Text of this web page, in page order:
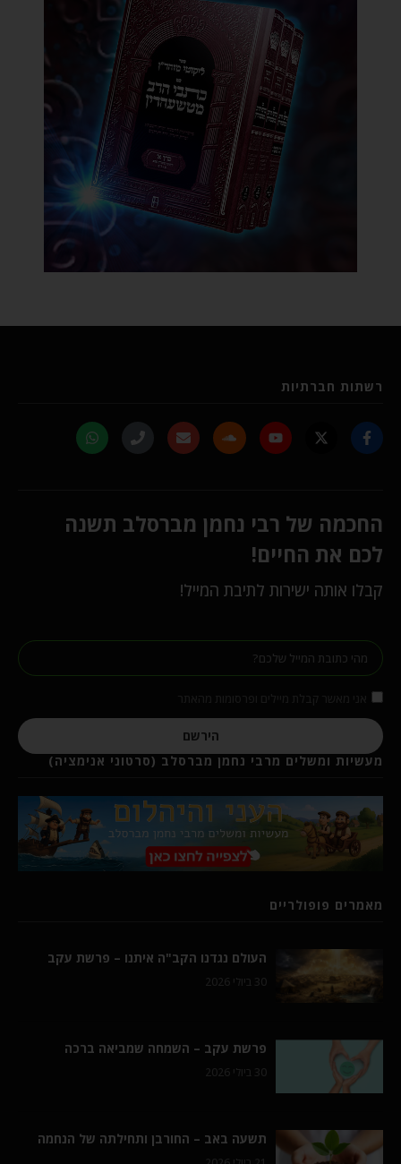
רשתות חברתיות
החכמה של רבי נחמן מברסלב תשנה
לכם את החיים!
קבלו אותה ישירות לתיבת המייל!
הירשם
מעשיות ומשלים מרבי נחמן מברסלב (סרטוני אנימציה)
מאמרים פופולריים
העולם נגדנו הקב"ה איתנו – פרשת עקב
30 ביולי 2026
פרשת עקב – השמחה שמביאה ברכה
30 ביולי 2026
תשעה באב – החורבן ותחילתה של הנחמה